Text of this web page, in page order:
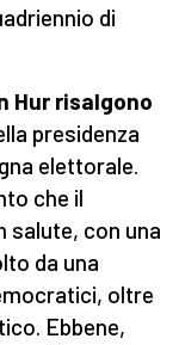
di
Hur risalgono
presidenza
elettorale.
che il
salute, con una
da una
oltre
Ebbene,